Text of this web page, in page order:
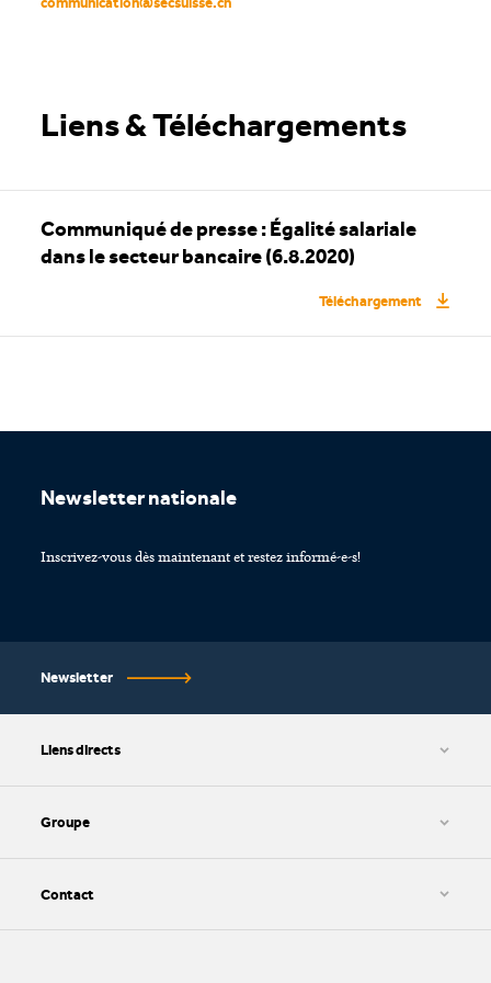
Liens & Téléchargements
Communiqué de presse : Égalité salariale
dans le secteur bancaire (6.8.2020)
Téléchargement
Liens directs
Impressum
Groupe
SIZ AG
Contact
Newsletter nationale
Inscrivez-vous dès maintenant et restez informé-e-s!
Newsletter